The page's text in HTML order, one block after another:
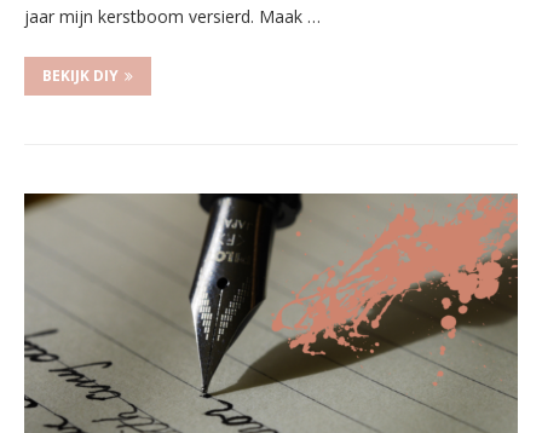
jaar mijn kerstboom versierd. Maak …
BEKIJK DIY